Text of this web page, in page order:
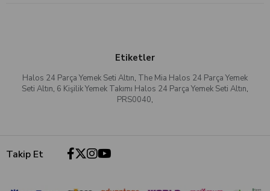
Etiketler
Halos 24 Parça Yemek Seti Altın, The Mia Halos 24 Parça Yemek
Seti Altın, 6 Kişilik Yemek Takımı Halos 24 Parça Yemek Seti Altın,
PRS0040,
Takip Et